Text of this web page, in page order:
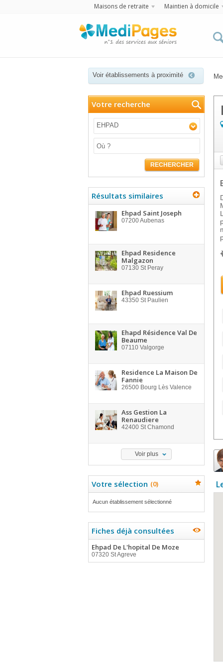
Maisons de retraite Maintien à domicile
Voir établissements à proximité
Votre recherche
EHPAD
RECHERCHER
Résultats similaires
Ehpad Saint Joseph
07200Aubenas
Ehpad Residence
Malgazon
07130 St Peray
Ehpad Ruessium
43350 St Paulien
Ehapd Résidence Val De
Beaume
07110 Valgorge
Residence La Maison De
Fannie
26500 Bourg Lès Valence
Ass Gestion La
Renaudiere
42400 St Chamond
Voir plus
Votre sélection (0)
Aucun établissement sélectionné
Fiches déjà consultées
Ehpad De L'hopital De Moze
07320 St Agreve